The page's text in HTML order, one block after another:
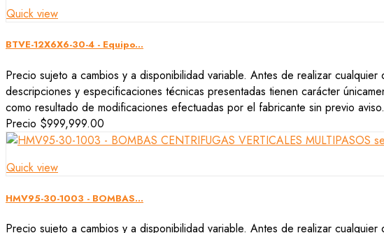
Quick view
BTVE-12X6X6-30-4 - Equipo...
Precio sujeto a cambios y a disponibilidad variable. Antes de realizar
descripciones y especificaciones técnicas presentadas tienen carácter
como resultado de modificaciones efectuadas por el fabricante sin previo aviso.
Precio $999,999.00
Quick view
HMV95-30-1003 - BOMBAS...
Precio sujeto a cambios y a disponibilidad variable. Antes de realizar